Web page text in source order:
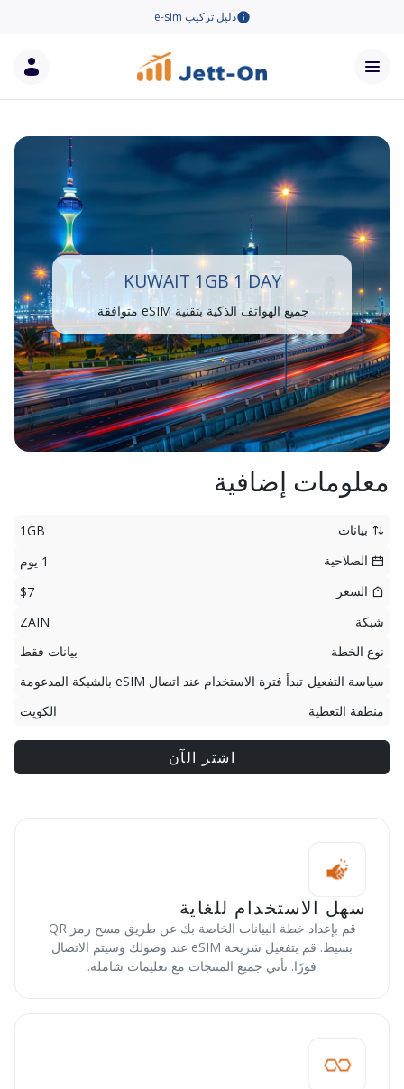
دليل تركيب e-sim
KUWAIT 1GB 1 DAY
جميع الهواتف الذكية بتقنية eSIM متوافقة.
معلومات إضافية
بيانات
1GB
الصلاحية
1 يوم
السعر
$7
شبكة
ZAIN
نوع الخطة
بيانات فقط
سياسة التفعيل تبدأ فترة الاستخدام عند اتصال eSIM بالشبكة المدعومة
منطقة التغطية
الكويت
اشتر الآن
سهل الاستخدام للغاية
قم بإعداد خطة البيانات الخاصة بك عن طريق مسح رمز QR
بسيط. قم بتفعيل شريحة eSIM عند وصولك وسيتم الاتصال
فورًا. تأتي جميع المنتجات مع تعليمات شاملة.